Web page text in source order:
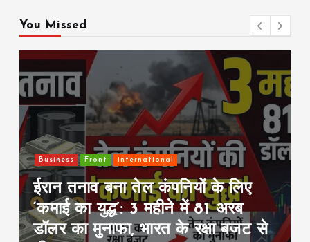
You Missed
Front इंडिया राजनीति
परिसीमन और महिला आरक्षण पर बढ़ी
हलचल: क्या बदलने वाली है देश की